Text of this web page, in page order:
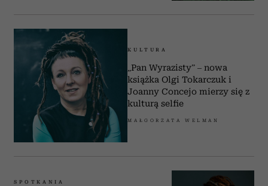
KULTURA
„Pan Wyrazisty” – nowa
książka Olgi Tokarczuk i
Joanny Concejo mierzy się z
kulturą selfie
MAŁGORZATA WELMAN
SPOTKANIA